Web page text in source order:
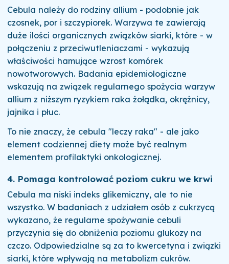
Cebula należy do rodziny allium - podobnie jak
czosnek, por i szczypiorek. Warzywa te zawierają
duże ilości organicznych związków siarki, które - w
połączeniu z przeciwutleniaczami - wykazują
właściwości hamujące wzrost komórek
nowotworowych. Badania epidemiologiczne
wskazują na związek regularnego spożycia warzyw
allium z niższym ryzykiem raka żołądka, okrężnicy,
jajnika i płuc.
To nie znaczy, że cebula "leczy raka" - ale jako
element codziennej diety może być realnym
elementem profilaktyki onkologicznej.
4. Pomaga kontrolować poziom cukru we krwi
Cebula ma niski indeks glikemiczny, ale to nie
wszystko. W badaniach z udziałem osób z cukrzycą
wykazano, że regularne spożywanie cebuli
przyczynia się do obniżenia poziomu glukozy na
czczo. Odpowiedzialne są za to kwercetyna i związki
siarki, które wpływają na metabolizm cukrów.